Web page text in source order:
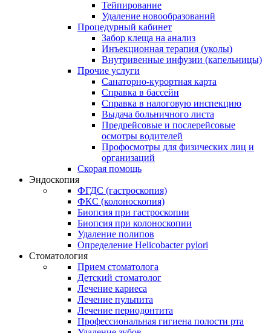
Тейпирование
Удаление новообразований
Процедурный кабинет
Забор клеща на анализ
Инъекционная терапия (уколы)
Внутривенные инфузии (капельницы)
Прочие услуги
Санаторно-курортная карта
Справка в бассейн
Справка в налоговую инспекцию
Выдача больничного листа
Предрейсовые и послерейсовые
осмотры водителей
Профосмотры для физических лиц и
организаций
Скорая помощь
Эндоскопия
ФГДС (гастроскопия)
ФКС (колоноскопия)
Биопсия при гастроскопии
Биопсия при колоноскопии
Удаление полипов
Определение Helicobacter pylori
Стоматология
Прием стоматолога
Детский стоматолог
Лечение кариеса
Лечение пульпита
Лечение периодонтита
Профессиональная гигиена полости рта